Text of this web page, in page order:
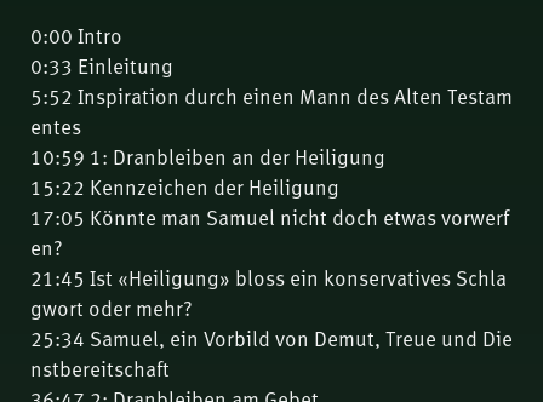
0:00 Intro
0:33 Einleitung
5:52 Inspiration durch einen Mann des Alten Testam
entes
10:59 1: Dranbleiben an der Heiligung
15:22 Kennzeichen der Heiligung
17:05 Könnte man Samuel nicht doch etwas vorwerf
en?
21:45 Ist «Heiligung» bloss ein konservatives Schla
gwort oder mehr?
25:34 Samuel, ein Vorbild von Demut, Treue und Die
nstbereitschaft